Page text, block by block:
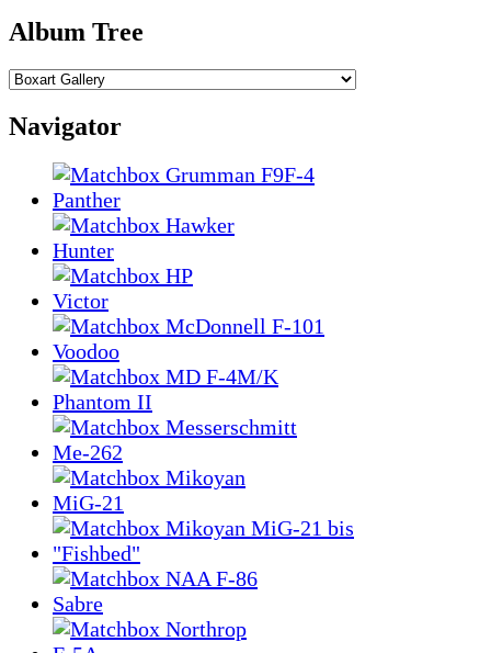
Album Tree
Navigator